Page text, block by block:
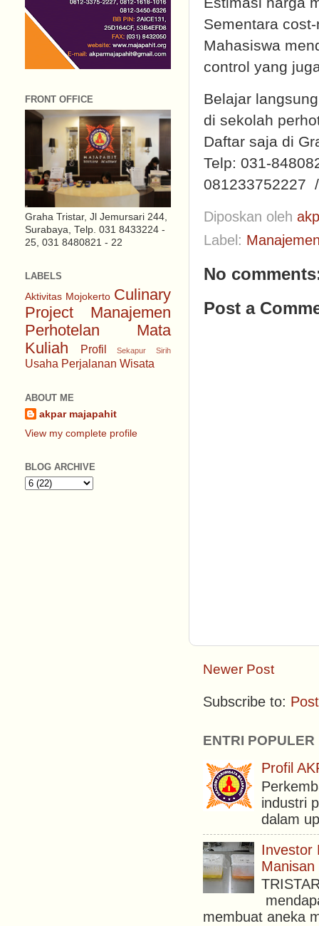
Sementara
Mahasiswa
control yang
Belajar
di sekolah
Daftar saja di
Telp: 031-
081233752227
Diposkan oleh
Label:
No
Post a
Newer Post
Subscribe to:
ENTRI POPULER
Profil
industri
dalam
Investor
membuat aneka
FRONT OFFICE
Graha Tristar, Jl Jemursari 244,
Surabaya, Telp. 031 8433224 -
25, 031 8480821 - 22
LABELS
Aktivitas Mojokerto Culinary
Project
Manajemen
Perhotelan
Mata
Kuliah
Profil Sekapur Sirih
Usaha Perjalanan Wisata
ABOUT ME
akpar majapahit
View my complete profile
BLOG ARCHIVE